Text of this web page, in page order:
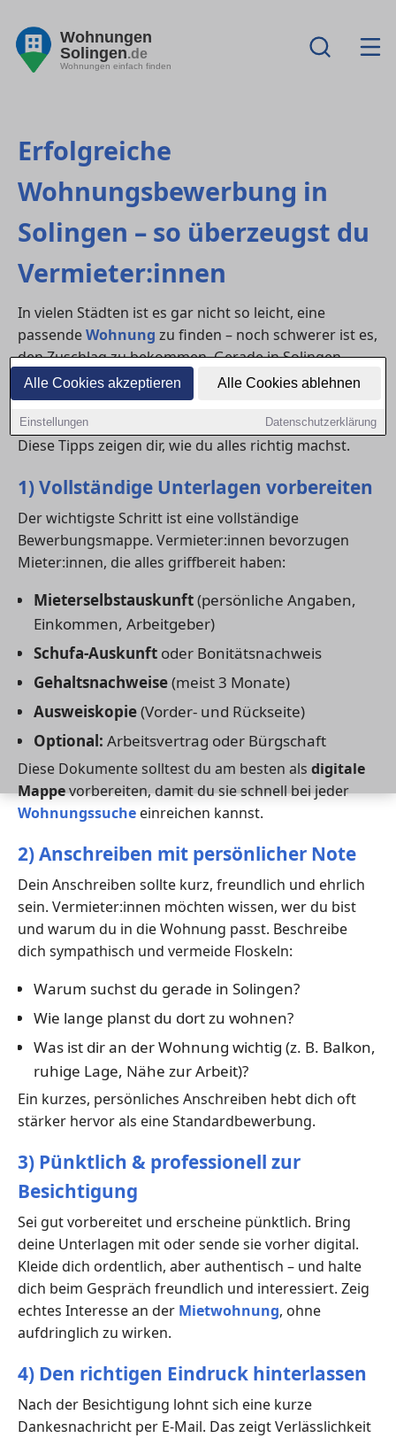
Alle Cookies akzeptieren Alle Cookies ablehnen
Einstellungen Datenschutzerklärung
Wohnungen
Solingen.de
Wohnungen einfach finden
Erfolgreiche
Wohnungsbewerbung in
Solingen – so überzeugst du
Vermieter:innen
In vielen Städten ist es gar nicht so leicht, eine
passendeWohnung zu finden – noch schwerer ist es,
den Zuschlag zu bekommen. Gerade in Solingen
gehört häufig zu den Regionen mit hoher Nachfrage.
Mit einer professionellenWohnungsbewerbung
kannst du dich klar von der Konkurrenz abheben.
Diese Tipps zeigen dir, wie du alles richtig machst.
1) Vollständige Unterlagen vorbereiten
Der wichtigste Schritt ist eine vollständige
Bewerbungsmappe. Vermieter:innen bevorzugen
Mieter:innen, die alles griffbereit haben:
Mieterselbstauskunft(persönliche Angaben,
Einkommen, Arbeitgeber)
Schufa-Auskunftoder Bonitätsnachweis
Gehaltsnachweise(meist 3 Monate)
Ausweiskopie(Vorder- und Rückseite)
Optional: Arbeitsvertrag oder Bürgschaft
Diese Dokumente solltest du am besten als digitale
Mappevorbereiten, damit du sie schnell bei jeder
Wohnungssuche einreichen kannst.
2) Anschreiben mit persönlicher Note
Dein Anschreiben sollte kurz, freundlich und ehrlich
sein. Vermieter:innen möchten wissen, wer du bist
und warum du in die Wohnung passt. Beschreibe
dich sympathisch und vermeide Floskeln:
Warum suchst du gerade in Solingen?
Wie lange planst du dort zu wohnen?
Was ist dir an der Wohnung wichtig (z. B. Balkon,
ruhige Lage, Nähe zur Arbeit)?
Ein kurzes, persönliches Anschreiben hebt dich oft
stärker hervor als eine Standardbewerbung.
3) Pünktlich & professionell zur
Besichtigung
Sei gut vorbereitet und erscheine pünktlich. Bring
deine Unterlagen mit oder sende sie vorher digital.
Kleide dich ordentlich, aber authentisch – und halte
dich beim Gespräch freundlich und interessiert. Zeig
echtes Interesse an der Mietwohnung, ohne
aufdringlich zu wirken.
4) Den richtigen Eindruck hinterlassen
Nach der Besichtigung lohnt sich eine kurze
Dankesnachricht per E-Mail. Das zeigt Verlässlichkeit